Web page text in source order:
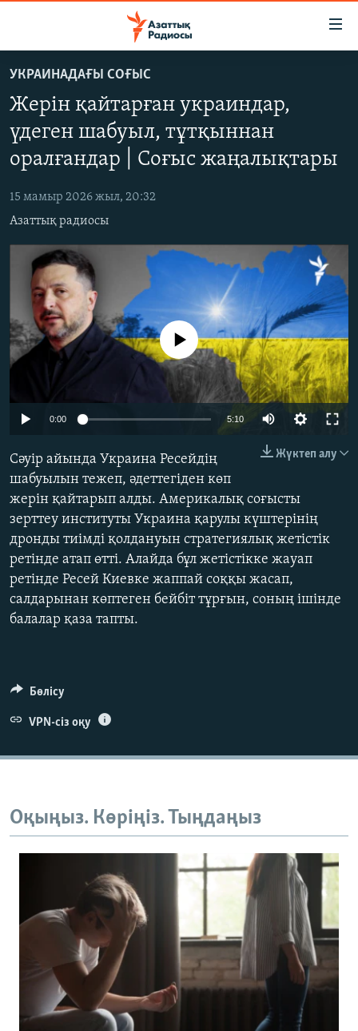
to
main
content
Skip
to
Navigation
Skip
to
Search
ЖАҢАЛЫҚТАР
САЯСАТ
AZATTYQTV
ҚАҢТАР ОҚИҒАСЫ
АДАМ ҚҰҚЫҚТАРЫ
ӘЛЕУМЕТ
ӘЛЕМ
АРНАЙЫ ЖОБАЛАР
Русский
ЖАЗЫЛЫҢЫЗ
УКРАИНАДАҒЫ СОҒЫС
Жерін қайтарған украиндар,
үдеген шабуыл, тұтқыннан
оралғандар | Соғыс жаңалықтары
15 мамыр 2026 жыл, 20:32
Азаттық радиосы
Auto 240p
720p 1080p
No media source currently available
0:00 5:10
480p
720p
1080p
Жүктеп алу
Сәуір айында Украина Ресейдің
шабуылын тежеп, әдеттегіден көп
жерін қайтарып алды. Америкалық соғысты
зерттеу институты Украина қарулы күштерінің
дронды тиімді қолдануын стратегиялық жетістік
ретінде атап өтті. Алайда бұл жетістікке жауап
ретінде Ресей Киевке жаппай соққы жасап,
салдарынан көптеген бейбіт тұрғын, соның ішінде
балалар қаза тапты.
Бөлісу
VPN-сіз оқу
Оқыңыз. Көріңіз. Тыңдаңыз